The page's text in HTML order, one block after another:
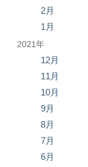
2月
1月
2021年
12月
11月
10月
9月
8月
7月
6月